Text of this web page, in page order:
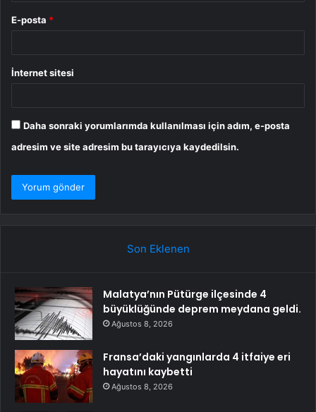
E-posta *
İnternet sitesi
Daha sonraki yorumlarımda kullanılması için adım, e-posta
adresim ve site adresim bu tarayıcıya kaydedilsin.
Son Eklenen
Malatya’nın Pütürge ilçesinde 4
büyüklüğünde deprem meydana geldi.
Ağustos 8, 2026
Fransa’daki yangınlarda 4 itfaiye eri
hayatını kaybetti
Ağustos 8, 2026